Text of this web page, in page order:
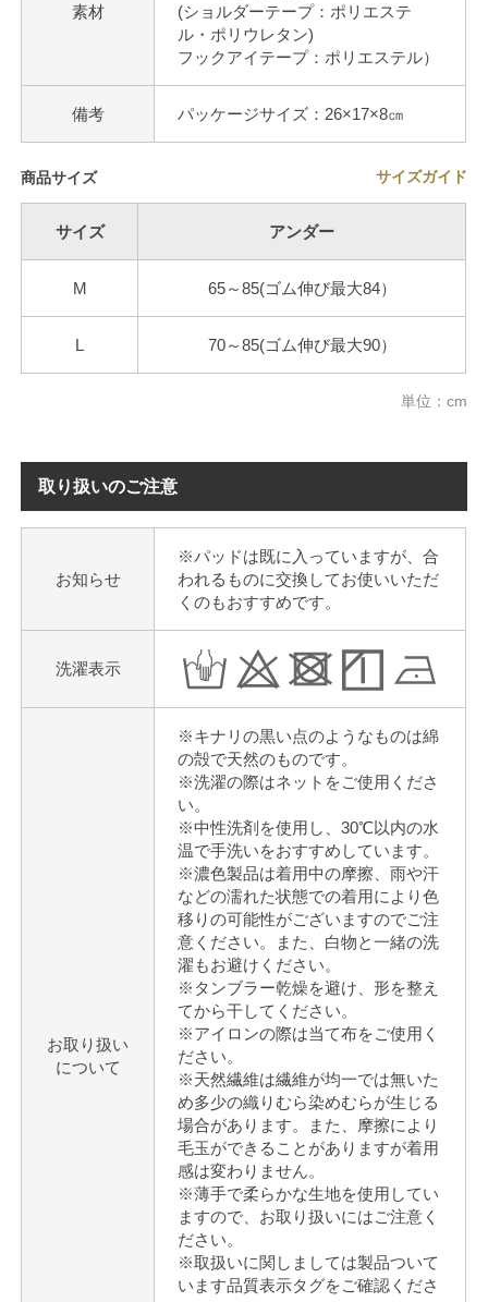
素材
(ショルダーテープ：ポリエステ
ル・ポリウレタン)
フックアイテープ：ポリエステル）
備考 パッケージサイズ：26×17×8㎝
商品サイズ サイズガイド
サイズ アンダー
M 65～85(ゴム伸び最大84）
L 70～85(ゴム伸び最大90）
単位：cm
取り扱いのご注意
お知らせ
※パッドは既に入っていますが、合
われるものに交換してお使いいただ
くのもおすすめです。
洗濯表示
お取り扱い
について
※キナリの黒い点のようなものは綿
の殻で天然のものです。
※洗濯の際はネットをご使用くださ
い。
※中性洗剤を使用し、30℃以内の水
温で手洗いをおすすめしています。
※濃色製品は着用中の摩擦、雨や汗
などの濡れた状態での着用により色
移りの可能性がございますのでご注
意ください。また、白物と一緒の洗
濯もお避けください。
※タンブラー乾燥を避け、形を整え
てから干してください。
※アイロンの際は当て布をご使用く
ださい。
※天然繊維は繊維が均一では無いた
め多少の織りむら染めむらが生じる
場合があります。また、摩擦により
毛玉ができることがありますが着用
感は変わりません。
※薄手で柔らかな生地を使用してい
ますので、お取り扱いにはご注意く
ださい。
※取扱いに関しましては製品ついて
います品質表示タグをご確認くださ